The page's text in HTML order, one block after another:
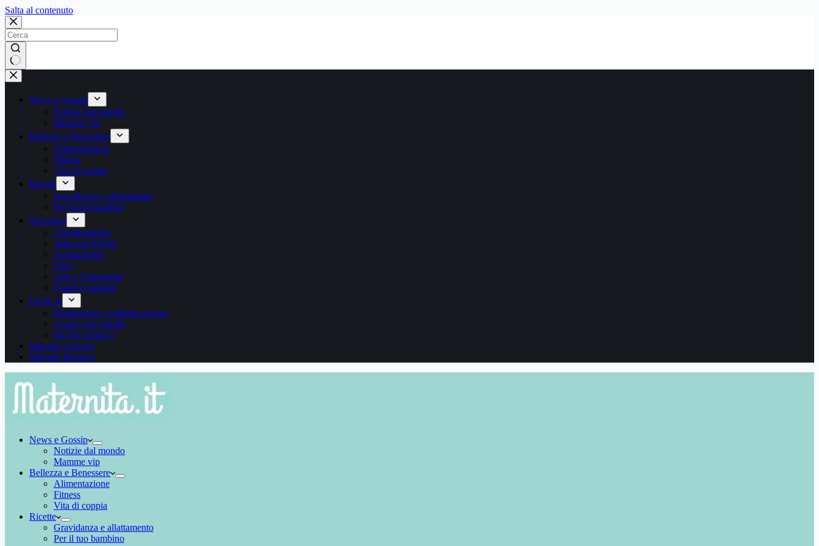
Salta al contenutoSalta
contenuto
Nessun
risultato
News e Gossip
Notizie dal mondo
Mamme vip
Bellezza e Benessere
Alimentazione
Fitness
Vita di coppia
Ricette
Gravidanza e allattamento
Per il tuo bambino
Shopping
Abbigliamento
Tutto per il bebè
Arredamento
Libri
App e Videogame
Sconti e omaggi
Fai da te
Bomboniere e biglietti nascita
Creare con i bimbi
Riciclo creativo
Mamme e lavoro
Mamme Blogger
News e Gossip
Notizie dal mondo
Mamme vip
Bellezza e Benessere
Alimentazione
Fitness
Vita di coppia
Ricette
Gravidanza e allattamento
Per il tuo bambino